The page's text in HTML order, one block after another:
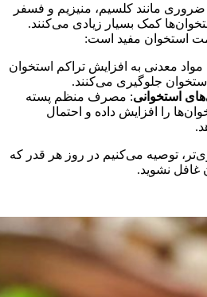
مانند کلسیم، منیزیم و فسفر
کمک بسیار زیادی می‌کنند.
استخوان مفید است:
مواد معدنی به افزایش تراکم استخوان
جلوگیری می‌کنند.
استخوانی: مصرف منظم پسته
را افزایش داده و احتمال
توصیه می‌کنیم در روز هر قدر که
غافل نشوید.